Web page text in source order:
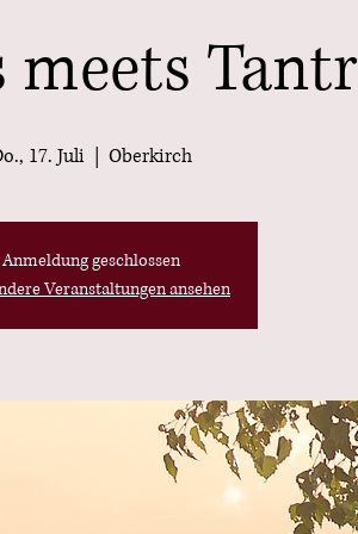
17. Juli
  |
Oberkirch
Anmeldung geschlossen
Veranstaltungen ansehen